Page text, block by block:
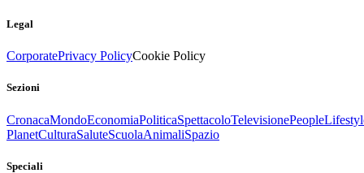
Legal
CorporatePrivacy PolicyCookie Policy
Sezioni
CronacaMondoEconomiaPoliticaSpettacoloTelevisionePeople
PlanetCulturaSaluteScuolaAnimaliSpazio
Speciali